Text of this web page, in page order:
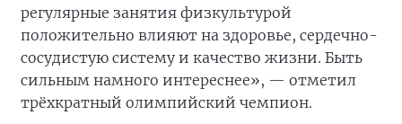
регулярные занятия физкультурой
положительно влияют на здоровье, сердечно-
сосудистую систему и качество жизни. Быть
сильным намного интереснее», — отметил
трёхкратный олимпийский чемпион.